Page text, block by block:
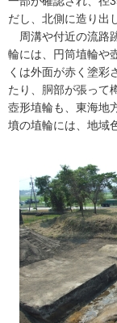
だし、北側に造り出
周溝や付近の流路
輪には、円筒埴輪や
くは外面が赤く塗彩
たり、胴部が張って
壺形埴輪も、東海地
墳の埴輪には、地域